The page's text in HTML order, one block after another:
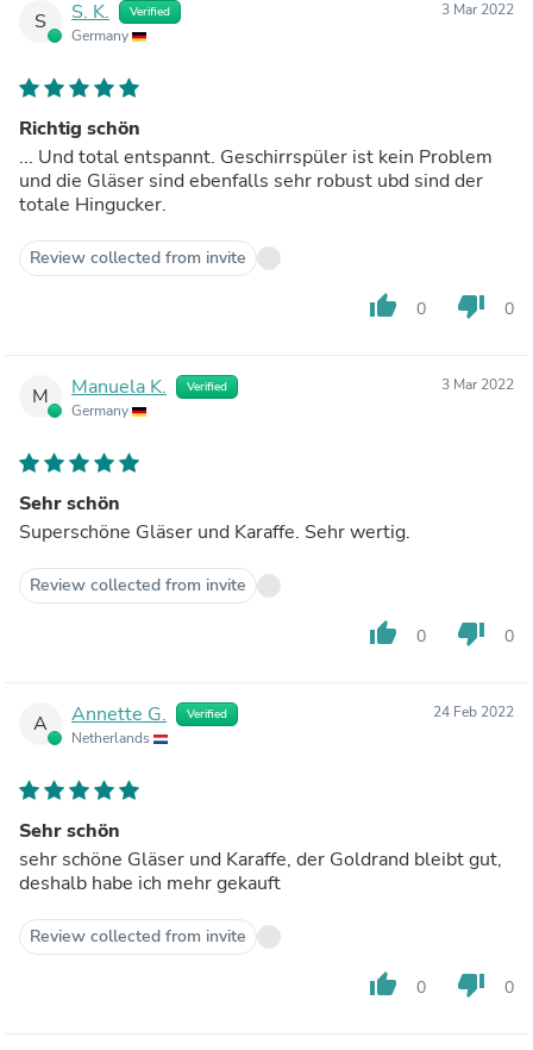
S S. K. Verified
Germany
3 Mar 2022
Richtig schön
... Und total entspannt. Geschirrspüler ist kein Problem
und die Gläser sind ebenfalls sehr robust ubd sind der
totale Hingucker.
Review collected from invite
thumb_up 0 thumb_down 0
M Manuela K. Verified
Germany
3 Mar 2022
Sehr schön
Superschöne Gläser und Karaffe. Sehr wertig.
Review collected from invite
thumb_up 0 thumb_down 0
A Annette G. Verified
Netherlands
24 Feb 2022
Sehr schön
sehr schöne Gläser und Karaffe, der Goldrand bleibt gut,
deshalb habe ich mehr gekauft
Review collected from invite
thumb_up 0 thumb_down 0